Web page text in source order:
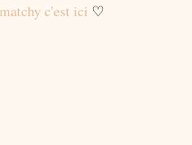
c'est ici ♡